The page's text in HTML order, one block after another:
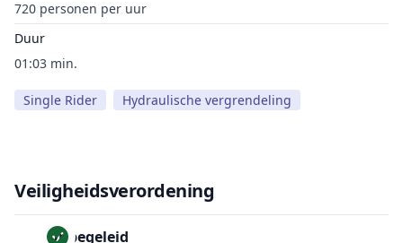
720 personen per uur
Duur
01:03 min.
Single Rider Hydraulische vergrendeling
Veiligheidsverordening
Onbegeleid